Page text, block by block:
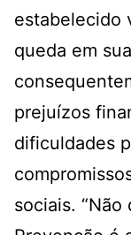
estabelecido
queda em
prejuízos
dificuldades
sociais.